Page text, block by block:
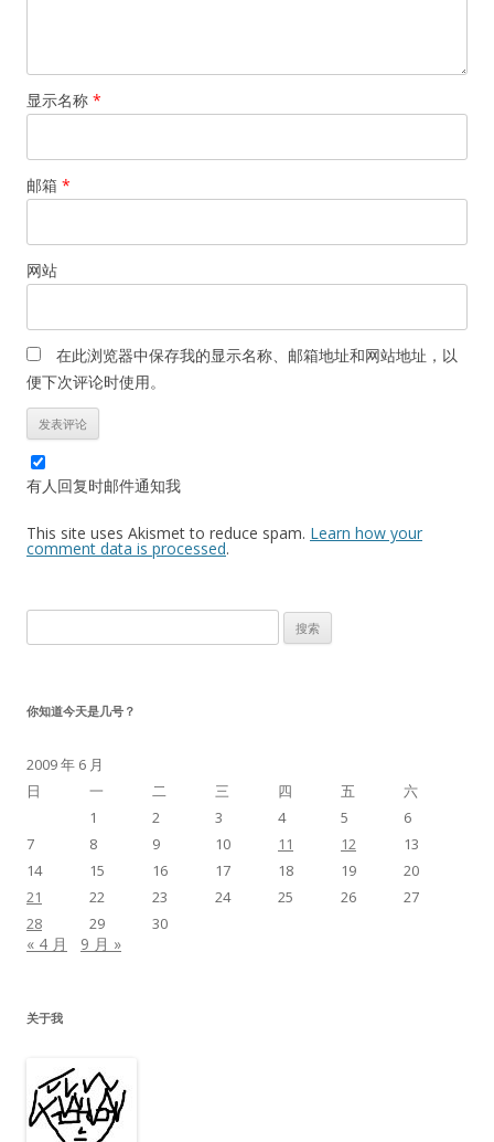
显示名称 *
邮箱 *
网站
在此浏览器中保存我的显示名称、邮箱地址和网站地址，以
便下次评论时使用。
有人回复时邮件通知我
This site uses Akismet to reduce spam. Learn how your
comment data is processed.
索：
你知道今天是几号？
2009 年 6 月
日
一 二 三 四 五
六
1
2 3 4 5
6
7
8 9 10 11 12
13
14
15 16 17 18 19
20
21
22 23 24 25 26
27
28
29 30
« 4 月 9 月 »
关于我